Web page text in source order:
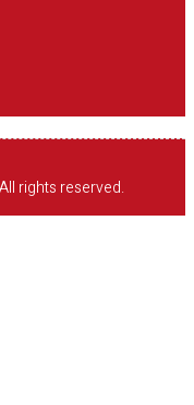
rights reserved.